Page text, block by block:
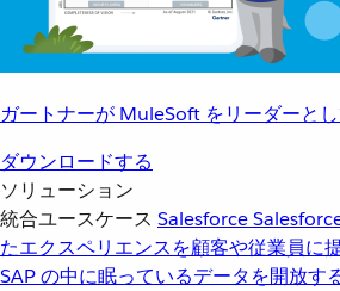
ガートナーが MuleSoft をリーダーと
ダウンロードする
ソリューション
統合ユースケース Salesforce
たエクスペリエンスを顧客や従業員に
SAP の中に眠っているデータを開放す